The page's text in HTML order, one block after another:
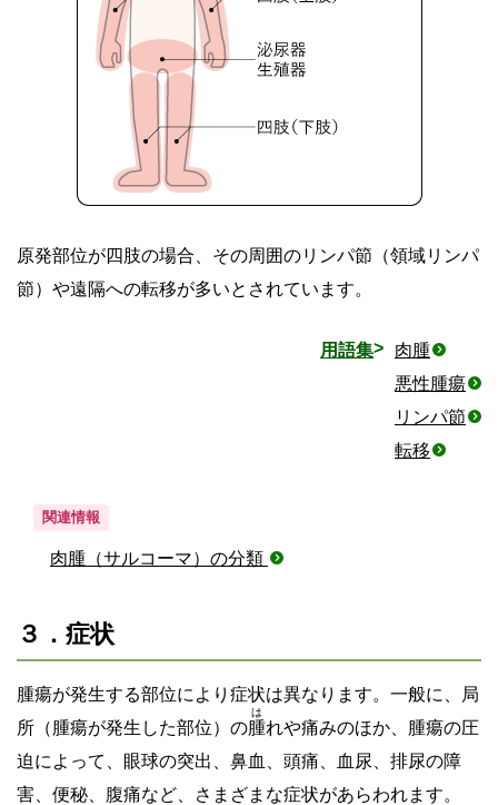
原発部位が四肢の場合、その周囲のリンパ節（領域リンパ
節）や遠隔への転移が多いとされています。
用語集
肉腫
悪性腫瘍
リンパ節
転移
関連情報
肉腫（サルコーマ）の分類
３．症状
腫瘍が発生する部位により症状は異なります。一般に、局
所（腫瘍が発生した部位）の腫
は
れや痛みのほか、腫瘍の圧
迫によって、眼球の突出、鼻血、頭痛、血尿、排尿の障
害、便秘、腹痛など、さまざまな症状があらわれます。